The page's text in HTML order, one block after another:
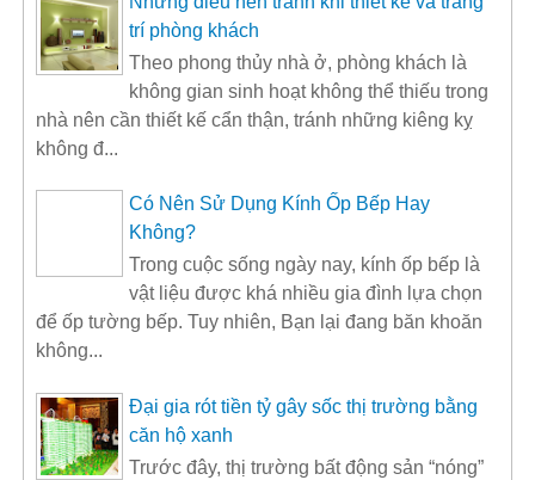
trí phòng khách
Theo phong thủy nhà ở, phòng khách là
không gian sinh hoạt không thể thiếu trong
nhà nên cần thiết kế cẩn thận, tránh những kiêng kỵ
không đ...
Có Nên Sử Dụng Kính Ốp Bếp Hay
Không?
Trong cuộc sống ngày nay, kính ốp bếp là
vật liệu được khá nhiều gia đình lựa chọn
để ốp tường bếp. Tuy nhiên, Bạn lại đang băn khoăn
không...
Đại gia rót tiền tỷ gây sốc thị trường bằng
căn hộ xanh
Trước đây, thị trường bất động sản “nóng”